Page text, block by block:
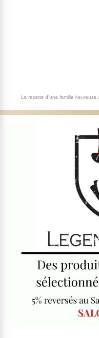
La recette d'une famille